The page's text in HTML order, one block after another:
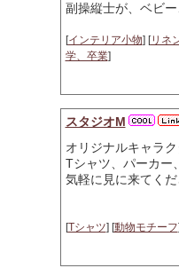
副操縦士が、ベビ
[インテリア小物] [リネ
学、卒業]
スタジオM
オリジナルキャラ
Tシャツ、パーカー
気軽に見に来てくだ
[Tシャツ] [動物モチーフ